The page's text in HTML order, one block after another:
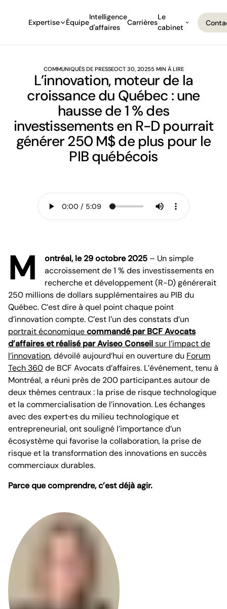
Expertise Équipe
Intelligence
d'affaires
Carrières
Le
cabinet
COMMUNIQUÉS DE PRESSEOCT 30, 20255 MIN À LIRE
L’innovation, moteur de la
croissance du Québec : une
hausse de 1 % des
investissements en R-D pourrait
générer 250 M$ de plus pour le
PIB québécois
M ontréal, le 29 octobre 2025 – Un simple
accroissement de 1 % des investissements en
recherche et développement (R-D) générerait
250 millions de dollars supplémentaires au PIB du
Québec. C’est dire à quel point chaque point
d’innovation compte. C’est l’un des constats d’un
portrait économiquecommandé par BCF Avocats
d’affaires et réalisé par Aviseo Conseilsur l’impact de
l’innovation, dévoilé aujourd’hui en ouverture du Forum
Tech 360de BCF Avocats d’affaires. L’événement, tenu à
Montréal, a réuni près de 200 participant.es autour de
deux thèmes centraux : la prise de risque technologique
et la commercialisation de l’innovation. Les échanges
avec des expert·es du milieu technologique et
entrepreneurial, ont souligné l’importance d’un
écosystème qui favorise la collaboration, la prise de
risque et la transformation des innovations en succès
commerciaux durables.
Parce que comprendre, c’est déjà agir.